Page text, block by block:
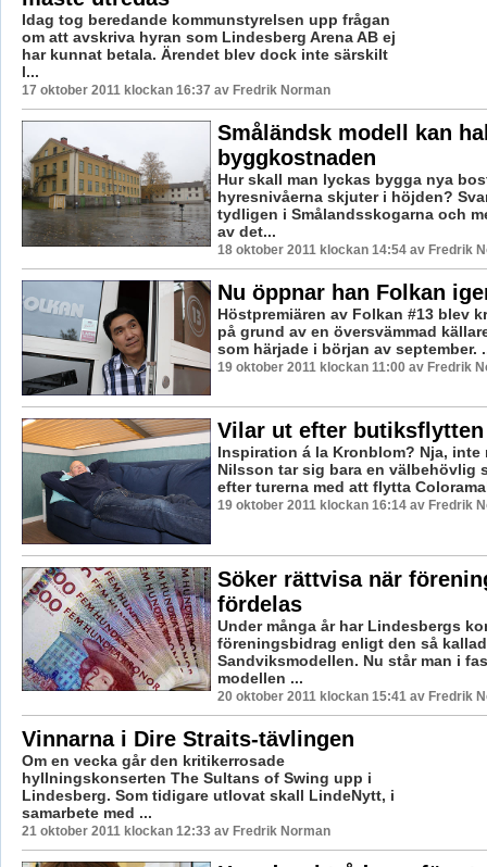
Idag tog beredande kommunstyrelsen upp frågan
om att avskriva hyran som Lindesberg Arena AB ej
har kunnat betala. Ärendet blev dock inte särskilt
l...
17 oktober 2011 klockan 16:37 av Fredrik Norman
Småländsk modell kan
byggkostnaden
Hur skall man lyckas bygga nya
hyresnivåerna skjuter i höjden?
tydligen i Smålandsskogarna och
av det...
18 oktober 2011 klockan 14:54 av Fredrik
Nu öppnar han Folkan
Höstpremiären av Folkan #13 blev
på grund av en översvämmad
som härjade i början av september.
19 oktober 2011 klockan 11:00 av Fredrik
Vilar ut efter butiksflytten
Inspiration á la Kronblom? Nja, inte
Nilsson tar sig bara en välbehövlig
efter turerna med att flytta
19 oktober 2011 klockan 16:14 av Fredrik
Söker rättvisa när
fördelas
Under många år har Lindesbergs
föreningsbidrag enligt den så
Sandviksmodellen. Nu står man i
modellen ...
20 oktober 2011 klockan 15:41 av Fredrik
Vinnarna i Dire Straits-tävlingen
Om en vecka går den kritikerrosade
hyllningskonserten The Sultans of Swing upp i
Lindesberg. Som tidigare utlovat skall LindeNytt, i
samarbete med ...
21 oktober 2011 klockan 12:33 av Fredrik Norman